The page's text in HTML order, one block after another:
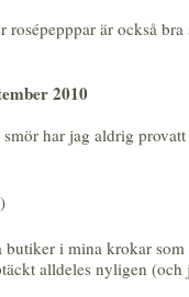
är också
2010
har jag aldrig
butiker i mina krokar
alldeles nyligen (och